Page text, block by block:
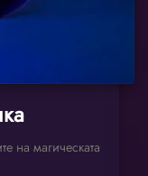
на магическата